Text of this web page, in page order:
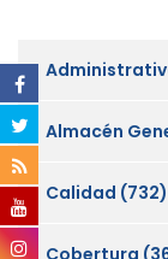
Almacén
Calidad (732)
Cobertura